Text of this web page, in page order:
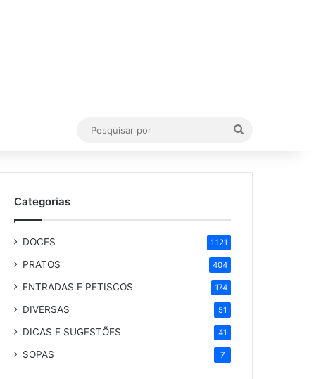
Categorias
DOCES 1.121
PRATOS 404
ENTRADAS E PETISCOS 174
DIVERSAS 51
DICAS E SUGESTÕES 41
SOPAS 7